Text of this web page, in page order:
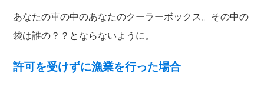
あなたの車の中のあなたのクーラーボックス。その中の
袋は誰の？？とならないように。
許可を受けずに漁業を行った場合